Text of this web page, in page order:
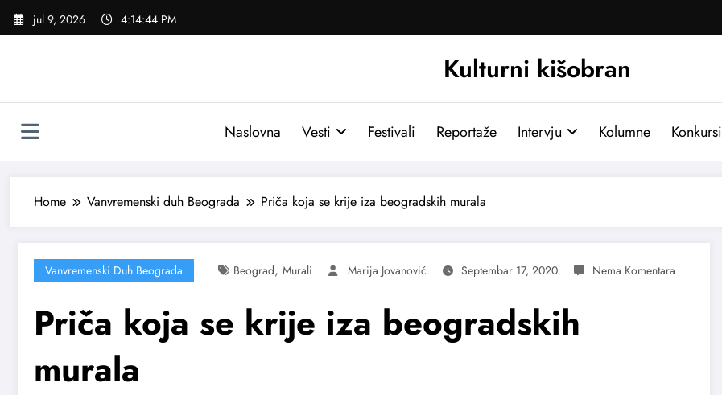
Skoči
jul 9, 2026 4:14:45 PM
Kulturni kišobran
Naslovna Vesti Festivali Reportaže Intervju Kolumne Konkursi
Home Vanvremenski duh Beograda Priča koja se krije iza beogradskih murala
Vanvremenski Duh Beograda Beograd, Murali Marija Jovanović Septembar 17, 2020
Priča koja se krije iza beogradskih
murala